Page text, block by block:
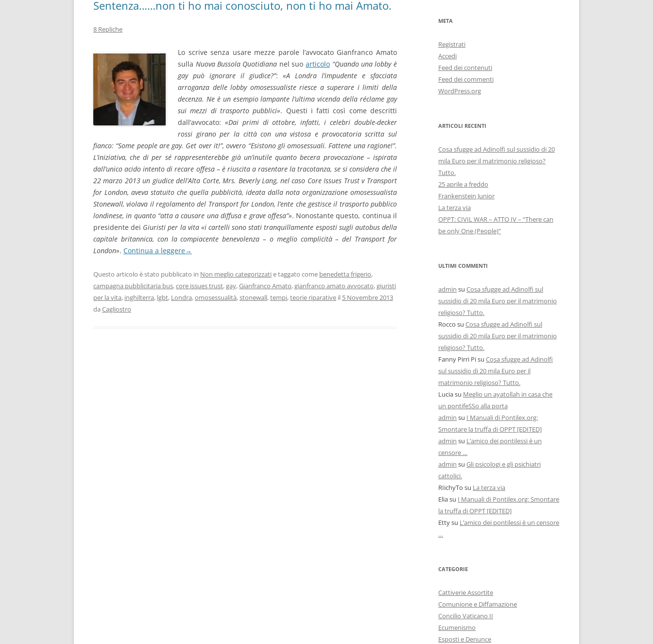
Sentenza……non ti ho mai conosciuto, non ti ho mai Amato.
8 Repliche
Lo scrive senza usare mezze parole l’avvocato Gianfranco Amato
sulla Nuova Bussola Quotidiana nel suo articolo “Quando una lobby è
gay può ignorare il giudice?”: «A Londra l’impudente e sfacciata
arroganza delle lobby omosessualiste riesce a superare i limiti della
decenza. Ne è un esempio lampante l’ultima vicenda della réclame gay
sui mezzi di trasporto pubblici». Questi i fatti così come descritti
dall’avvocato: «Dai primi di ottobre, infatti, i celebri double-decker
rossi girano per la città con una vistosa e provocatoria scritta sul
fianco: “Some people are gay. Get over it!”, ovvero “Esistono gli omosessuali. Fattene una ragione!”.
L’iniziativa, che di per sé rappresenterebbe già un’inutile quanto becera provocazione – ispirata
dall’unico acido intento di recare offesa – è riuscita a rasentare la tracotanza, se si considera che il
22 marzo 2013 un giudice dell’Alta Corte, Mrs. Beverly Lang, nel caso Core Issues Trust v Transport
for London, aveva statuito che quella pubblicità, ideata dalla nota organizzazione omosessualista
Stonewall, violava il regolamento del Transport for London, l’ente che gestisce il trasporto pubblico
londinese, in quanto “atta a causare una diffusa e grave offesa”». Nonostante questo, continua il
presidente dei Giuristi per la vita «i cartelli sono stati tranquillamente esposti sugli autobus della
capitale britannica, con la compiacente benevolenza – o meglio complicità – del Transport for
London». Continua a leggere→
Questo articolo è stato pubblicato in Non meglio categorizzatie taggato come benedetta frigerio,
campagna pubblicitaria bus,core issues trust,gay,Gianfranco Amato,gianfranco amato avvocato,giuristi
per la vita, inghilterra, lgbt, Londra,omosessualità,stonewall,tempi,teorie riparative il 5 Novembre 2013
da Cagliostro
META
Registrati
Accedi
Feed dei contenuti
Feed dei commenti
WordPress.org
ARTICOLI RECENTI
Cosa sfugge ad Adinolfi sul sussidio di 20
mila Euro per il matrimonio religioso?
Tutto.
25 aprile a freddo
Frankenstein Junior
La terza via
OPPT: CIVIL WAR – ATTO IV – “There can
be only One (People)”
ULTIMI COMMENTI
admin su Cosa sfugge ad Adinolfi sul
sussidio di 20 mila Euro per il matrimonio
religioso? Tutto.
Rocco su Cosa sfugge ad Adinolfi sul
sussidio di 20 mila Euro per il matrimonio
religioso? Tutto.
Fanny Pirri Pisu Cosa sfugge ad Adinolfi
sul sussidio di 20 mila Euro per il
matrimonio religioso? Tutto.
Luciasu Meglio un ayatollah in casa che
un pontifeSSo alla porta
admin su I Manuali di Pontilex.org:
Smontare la truffa di OPPT [EDITED]
admin su L’amico dei pontilessi è un
censore …
admin su Gli psicologi e gli psichiatri
cattolici.
RIichyTo su La terza via
Eliasu I Manuali di Pontilex.org: Smontare
la truffa di OPPT [EDITED]
Ettysu L’amico dei pontilessi è un censore
…
CATEGORIE
Cattiverie Assortite
Comunione e Diffamazione
Concilio Vaticano II
Ecumenismo
Esposti e Denunce